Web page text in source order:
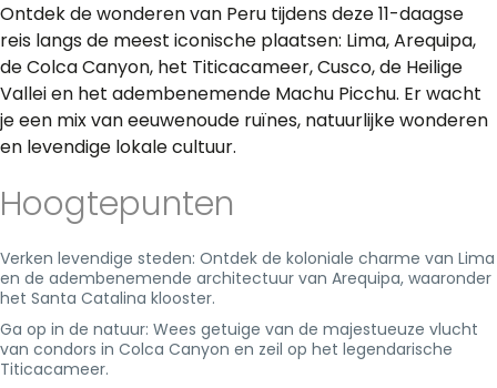
Ontdek de wonderen van Peru tijdens deze 11-daagse
reis langs de meest iconische plaatsen: Lima, Arequipa,
de Colca Canyon, het Titicacameer, Cusco, de Heilige
Vallei en het adembenemende Machu Picchu. Er wacht
je een mix van eeuwenoude ruïnes, natuurlijke wonderen
en levendige lokale cultuur.
Hoogtepunten
Verken levendige steden: Ontdek de koloniale charme van Lima
en de adembenemende architectuur van Arequipa, waaronder
het Santa Catalina klooster.
Ga op in de natuur: Wees getuige van de majestueuze vlucht
van condors in Colca Canyon en zeil op het legendarische
Titicacameer.